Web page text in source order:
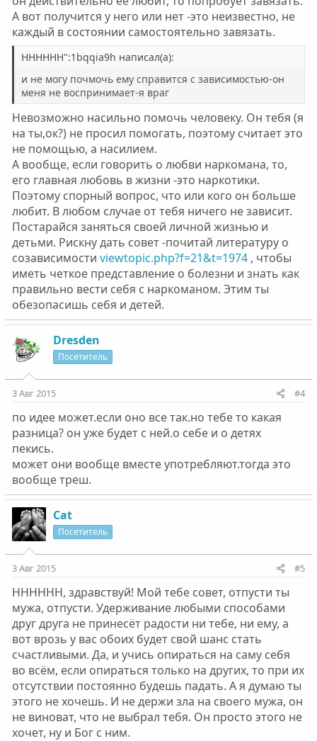
А вот получится у него или нет -это неизвестно, не
каждый в состоянии самостоятельно завязать.
НННННН":1bqqia9h написал(а):
и не могу почмочь ему справится с зависимостью-он
меня не воспринимает-я враг
Невозможно насильно помочь человеку. Он тебя (я
на ты,ок?) не просил помогать, поэтому считает это
не помощью, а насилием.
А вообще, если говорить о любви наркомана, то,
его главная любовь в жизни -это наркотики.
Поэтому спорный вопрос, что или кого он больше
любит. В любом случае от тебя ничего не зависит.
Постарайся заняться своей личной жизнью и
детьми. Рискну дать совет -почитай литературу о
созависимости viewtopic.php?f=21&t=1974, чтобы
иметь четкое представление о болезни и знать как
правильно вести себя с наркоманом. Этим ты
обезопасишь себя и детей.
Dresden
Посетитель
3 Авг 2015 #4
по идее может.если оно все так.но тебе то какая
разница? он уже будет с ней.о себе и о детях
пекись.
может они вообще вместе употребляют.тогда это
вообще треш.
Cat
Посетитель
3 Авг 2015 #5
НННННН, здравствуй! Мой тебе совет, отпусти ты
мужа, отпусти. Удерживание любыми способами
друг друга не принесёт радости ни тебе, ни ему, а
вот врозь у вас обоих будет свой шанс стать
счастливыми. Да, и учись опираться на саму себя
во всём, если опираться только на других, то при их
отсутствии постоянно будешь падать. А я думаю ты
этого не хочешь. И не держи зла на своего мужа, он
не виноват, что не выбрал тебя. Он просто этого не
хочет, ну и Бог с ним.